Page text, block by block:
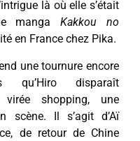
là où elle s’était
le mangaKakkou no
en France chez Pika.
une tournure encore
disparaît
virée shopping, une
scène. Il s’agit d’Aï
de retour de Chine